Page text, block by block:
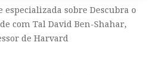
especializada sobre Descubra o
com Tal David Ben-Shahar,
de Harvard